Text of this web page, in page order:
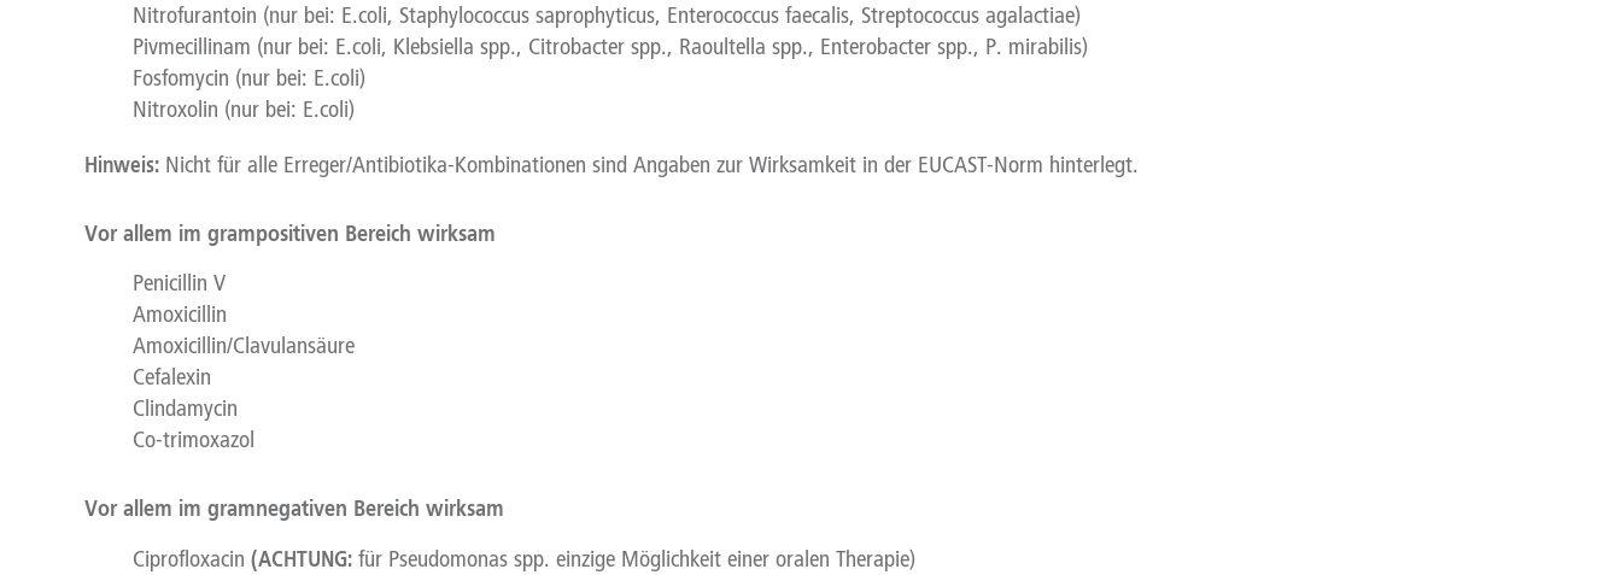
Nitrofurantoin (nur bei: E.coli, Staphylococcus saprophyticus, Enterococcus faecalis, Streptococcus agalactiae)
Pivmecillinam (nur bei: E.coli, Klebsiella spp., Citrobacter spp., Raoultella spp., Enterobacter spp., P. mirabilis)
Fosfomycin (nur bei: E.coli)
Nitroxolin (nur bei: E.coli)
Hinweis:Nicht für alle Erreger/Antibiotika-Kombinationen sind Angaben zur Wirksamkeit in der EUCAST-Norm hinterlegt.
Vor allem im grampositiven Bereich wirksam
Penicillin V
Amoxicillin
Amoxicillin/Clavulansäure
Cefalexin
Clindamycin
Co-trimoxazol
Vor allem im gramnegativen Bereich wirksam
Ciprofloxacin (ACHTUNG:für Pseudomonas spp. einzige Möglichkeit einer oralen Therapie)